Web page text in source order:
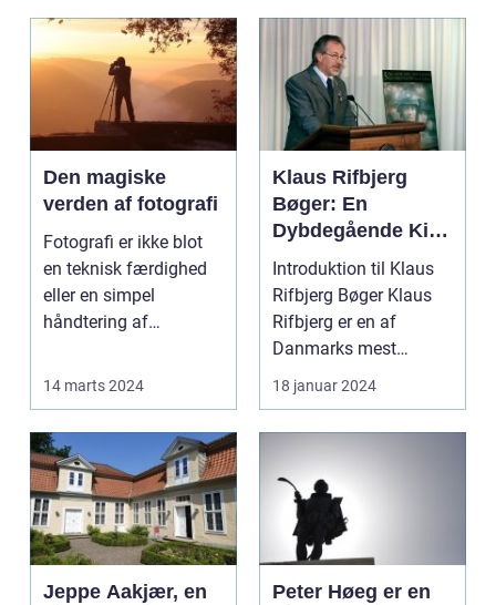
Den magiske
verden af fotografi
Fotografi er ikke blot
en teknisk færdighed
eller en simpel
håndtering af
14 marts 2024
Klaus Rifbjerg
Bøger: En
Dybdegående Kig
på et Litterært
Mesterstykke
Introduktion til Klaus
Rifbjerg Bøger Klaus
Rifbjerg er en af
Danmarks mest
fremtrædende
forfattere...
18 januar 2024
Jeppe Aakjær, en
Peter Høeg er en